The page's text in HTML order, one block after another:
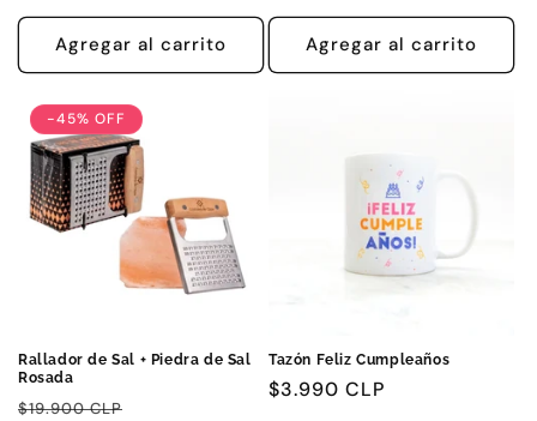
habitual
Agregar al carrito
habitual
Agregar al carrito
-45% OFF
Rallador de Sal + Piedra de Sal
Rosada
Precio
$19.900 CLP
Tazón Feliz Cumpleaños
Precio
$3.990 CLP